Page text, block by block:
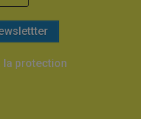
la protection